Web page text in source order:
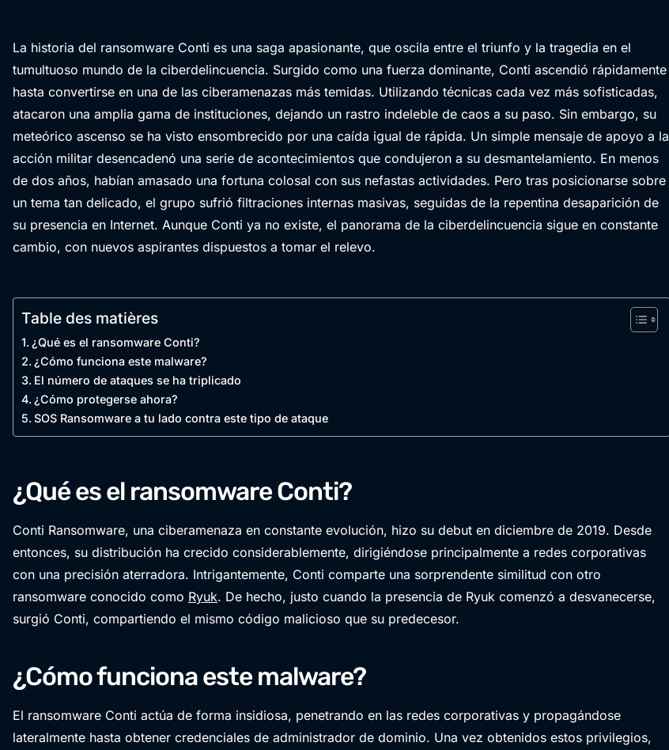
La historia del ransomware Conti es una saga apasionante, que oscila entre el triunfo y la tragedia en el
tumultuoso mundo de la ciberdelincuencia. Surgido como una fuerza dominante, Conti ascendió rápidamente
hasta convertirse en una de las ciberamenazas más temidas. Utilizando técnicas cada vez más sofisticadas,
atacaron una amplia gama de instituciones, dejando un rastro indeleble de caos a su paso. Sin embargo, su
meteórico ascenso se ha visto ensombrecido por una caída igual de rápida. Un simple mensaje de apoyo a la
acción militar desencadenó una serie de acontecimientos que condujeron a su desmantelamiento. En menos
de dos años, habían amasado una fortuna colosal con sus nefastas actividades. Pero tras posicionarse sobre
un tema tan delicado, el grupo sufrió filtraciones internas masivas, seguidas de la repentina desaparición de
su presencia en Internet. Aunque Conti ya no existe, el panorama de la ciberdelincuencia sigue en constante
cambio, con nuevos aspirantes dispuestos a tomar el relevo.
Table des matières
¿Qué es el ransomware Conti?
¿Cómo funciona este malware?
El número de ataques se ha triplicado
¿Cómo protegerse ahora?
SOS Ransomware a tu lado contra este tipo de ataque
¿Qué es el ransomware Conti?
Conti Ransomware, una ciberamenaza en constante evolución, hizo su debut en diciembre de 2019. Desde
entonces, su distribución ha crecido considerablemente, dirigiéndose principalmente a redes corporativas
con una precisión aterradora. Intrigantemente, Conti comparte una sorprendente similitud con otro
ransomware conocido como Ryuk. De hecho, justo cuando la presencia de Ryuk comenzó a desvanecerse,
surgió Conti, compartiendo el mismo código malicioso que su predecesor.
¿Cómo funciona este malware?
El ransomware Conti actúa de forma insidiosa, penetrando en las redes corporativas y propagándose
lateralmente hasta obtener credenciales de administrador de dominio. Una vez obtenidos estos privilegios,